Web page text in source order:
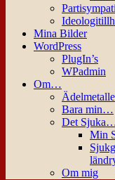
Mina Bilder
WordPress
PlugIn’s
WPadmin
Om…
Bara min…
Det
Min
Om mig